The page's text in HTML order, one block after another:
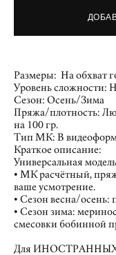
Размеры: На обхват
Уровень сложности:
Сезон: Осень/Зима
Пряжа/плотность:
на 100 гр.
Тип МК: В
Краткое описание:
Универсальная
• МК расчётный,
ваше усмотрение.
• Сезон весна/
• Сезон зима:
смесовки бобинной
Для ИНОСТРАННЫХ